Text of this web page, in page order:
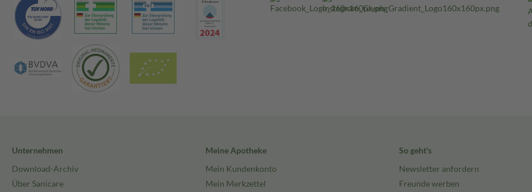
Unternehmen
Download-Archiv
Über Sanicare
Meine Apotheke
Mein Kundenkonto
Mein Merkzettel
So geht's
Newsletter anfordern
Freunde werben